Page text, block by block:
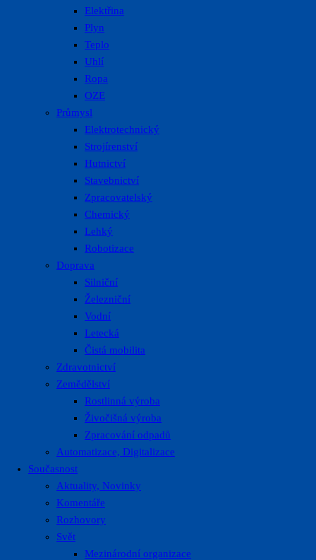
Elektřina
Plyn
Teplo
Uhlí
Ropa
OZE
Průmysl
Elektrotechnický
Strojírenství
Hutnictví
Stavebnictví
Zpracovatelský
Chemický
Lehký
Robotizace
Doprava
Silniční
Železniční
Vodní
Letecká
Čistá mobilita
Zdravotnictví
Zemědělství
Rostlinná výroba
Živočišná výroba
Zpracování odpadů
Automatizace, Digitalizace
Současnost
Aktuality, Novinky
Komentáře
Rozhovory
Svět
Mezinárodní organizace